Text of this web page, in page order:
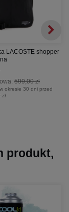
LACOSTE shopper
599,00 zł
okresie 30 dni przed
produkt,